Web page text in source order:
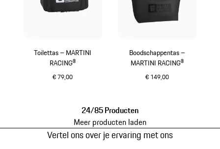
Toilettas – MARTINI
RACING®
€ 79,00
Boodschappentas –
MARTINI RACING®
€ 149,00
24/85 Producten
Meer producten laden
Vertel ons over je ervaring met ons